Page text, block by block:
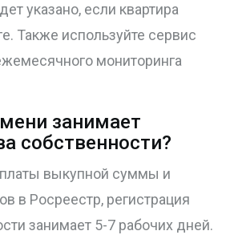
указано, если квартира
Также используйте сервис
мониторинга
занимает
собственности?
выкупной суммы и
в Росреестр, регистрация
занимает 5-7 рабочих дней.